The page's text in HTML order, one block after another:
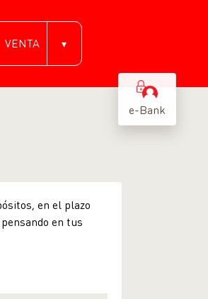
VENTA ▾
e-Bank
en el plazo
en tus